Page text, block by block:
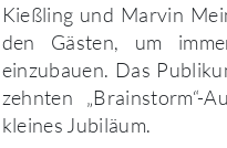
Kießling und Marvin
den Gästen, um
einzubauen. Das
zehnten „Brainstorm“-
kleines Jubiläum.